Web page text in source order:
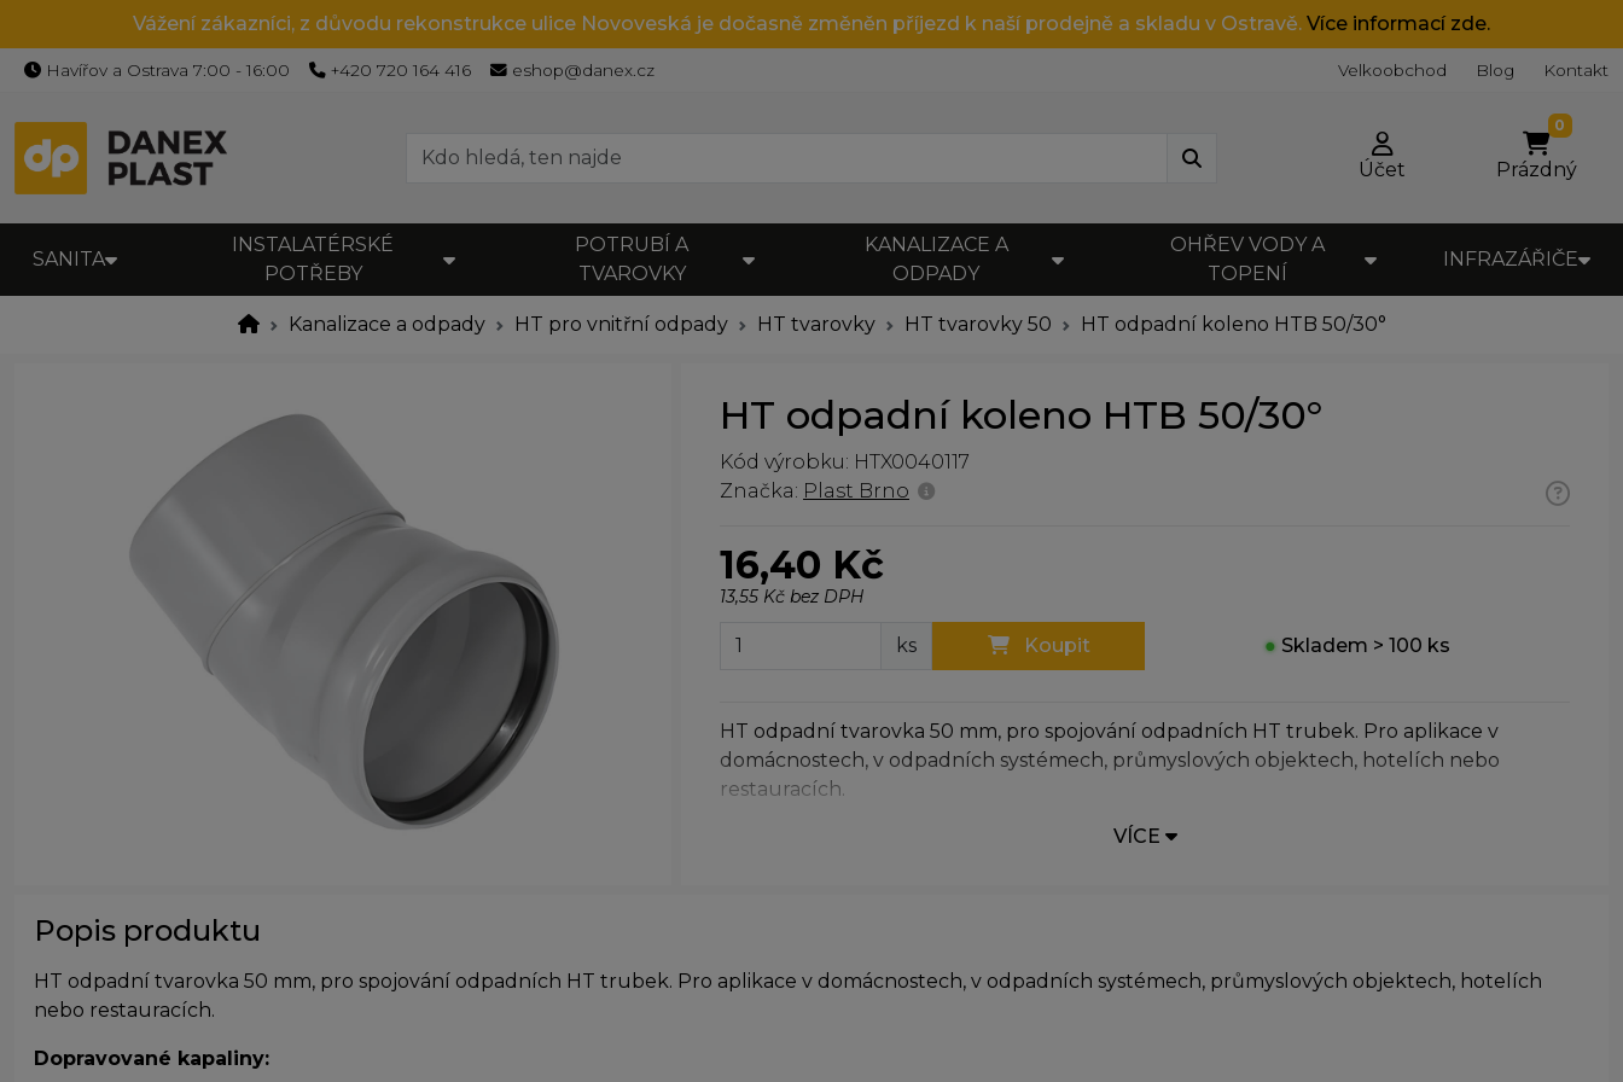
Vážení zákazníci, z důvodu rekonstrukce ulice Novoveská je dočasně změněn příjezd k naší prodejně a skladu v Ostravě. Více informací zde.
Havířov a Ostrava 7:00 - 16:00 +420 720 164 416 eshop@danex.cz Velkoobchod Blog Kontakt
Účet
0
Prázdný
SANITA
INSTALATÉRSKÉ
POTŘEBY
POTRUBÍ A
TVAROVKY
KANALIZACE A
ODPADY
OHŘEV VODY A
TOPENÍ
INFRAZÁŘIČE
Kanalizace a odpady HT pro vnitřní odpady HT tvarovky HT tvarovky 50 HT odpadní koleno HTB 50/30°
HT odpadní koleno HTB 50/30°
Kód výrobku: HTX0040117
Značka: Plast Brno
16,40 Kč
13,55 Kč bez DPH
ks Koupit ● Skladem > 100 ks
HT odpadní tvarovka 50 mm, pro spojování odpadních HT trubek. Pro aplikace v
domácnostech, v odpadních systémech, průmyslových objektech, hotelích nebo
restauracích.
VÍCE
Popis produktu
HT odpadní tvarovka 50 mm, pro spojování odpadních HT trubek. Pro aplikace v domácnostech, v odpadních systémech, průmyslových objektech, hotelích
nebo restauracích.
Dopravované kapaliny: